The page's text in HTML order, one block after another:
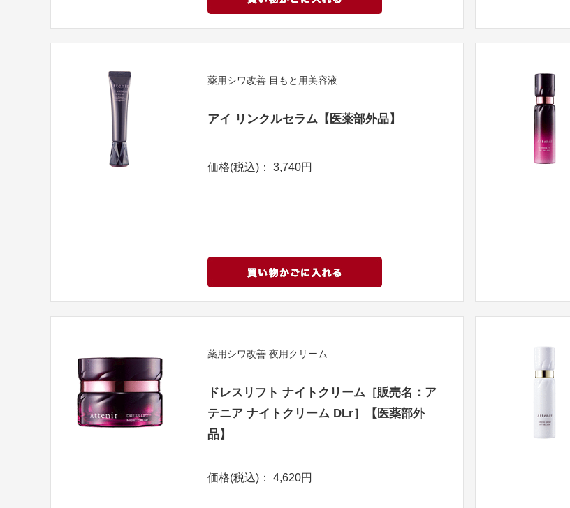
薬用シワ改善 目もと用美容液
アイ リンクルセラム【医薬部外品】
価格(税込)： 3,740円
薬用シワ改善 夜用クリーム
ドレスリフト ナイトクリーム［販売名：ア
テニア ナイトクリーム DLr］【医薬部外
品】
価格(税込)： 4,620円